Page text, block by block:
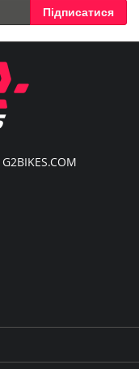
Підписатися
G2BIKES.COM